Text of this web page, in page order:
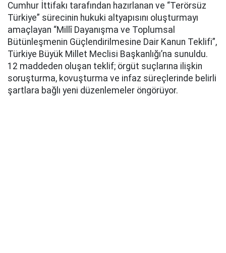
Cumhur İttifakı tarafından hazırlanan ve “Terörsüz
Türkiye” sürecinin hukuki altyapısını oluşturmayı
amaçlayan “Millî Dayanışma ve Toplumsal
Bütünleşmenin Güçlendirilmesine Dair Kanun Teklifi”,
Türkiye Büyük Millet Meclisi Başkanlığı’na sunuldu.
12 maddeden oluşan teklif; örgüt suçlarına ilişkin
soruşturma, kovuşturma ve infaz süreçlerinde belirli
şartlara bağlı yeni düzenlemeler öngörüyor.